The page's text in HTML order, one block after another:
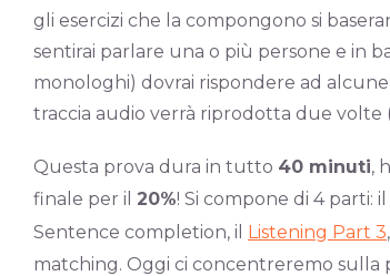
gli esercizi che la compongono si
sentirai parlare una o più persone e in
monologhi) dovrai rispondere ad
traccia audio verrà riprodotta due volte
Questa prova dura in tutto 40 minuti,
finale per il 20%! Si compone di 4 parti:
Sentence completion, il Listening Part 3
matching. Oggi ci concentreremo sulla